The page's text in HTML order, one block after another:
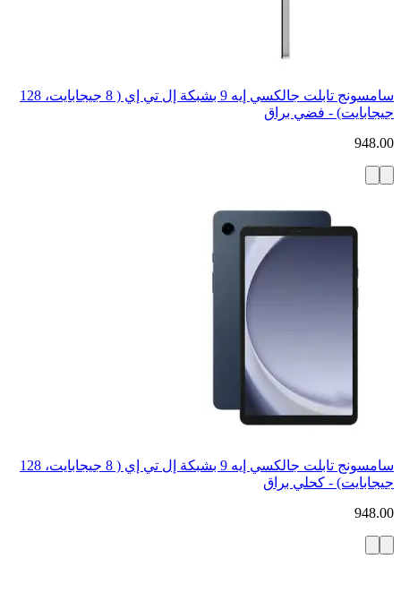
سامسونج تابلت جالكسي إيه 9 بشبكة إل تي إي ( 8 جيجابايت، 128
جيجابايت) - فضي براق
948.00
سامسونج تابلت جالكسي إيه 9 بشبكة إل تي إي ( 8 جيجابايت، 128
جيجابايت) - كحلي براق
948.00